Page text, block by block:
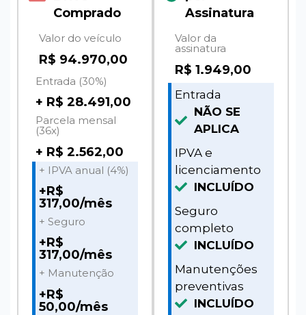
Comprado
Valor do veículo
R$ 94.970,00
Entrada (30%)
+ R$ 28.491,00
Parcela mensal
(36x)
+ R$ 2.562,00
+ IPVA anual (4%)
+R$
317,00/mês
+ Seguro
+R$
317,00/mês
+ Manutenção
+R$
50,00/mês
Assinatura
Valor da
assinatura
R$ 1.949,00
Entrada
NÃO SE
APLICA
IPVA e
licenciamento
INCLUÍDO
Seguro
completo
INCLUÍDO
Manutenções
preventivas
INCLUÍDO